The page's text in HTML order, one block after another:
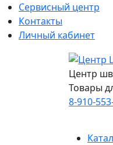
Сервисный центр
Контакты
Личный кабинет
Центр
Товары
8-910-